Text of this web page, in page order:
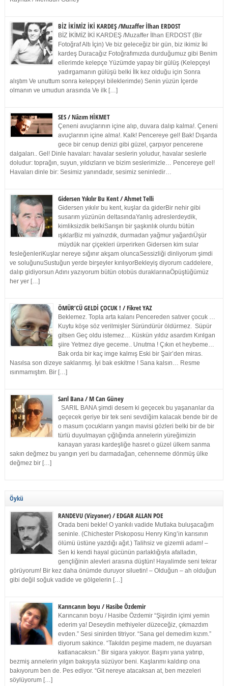
BİZ İKİMİZ İKİ KARDEŞ /Muzaffer İlhan ERDOST
BİZ İKİMİZ İKİ KARDEŞ /Muzaffer İlhan ERDOST (Bir
Fotoğraf Altı İçin) Ve biz geleceğiz bir gün, biz ikimiz İki
kardeş Duracağız Fotoğrafımızda durduğumuz gibi Benim
ellerimde kelepçe Yüzümde yapay bir gülüş (Kelepçeyi
yadırgamanın gülüşü belki İlk kez olduğu için Sonra
alıştım Ve unuttum sonra kelepçeyi bileklerimde) Senin yüzün İçerde
olmanın ve umudun arasında Ve ilk […]
SES / Nâzım HİKMET
Çeneni avuçlarının içine alıp, duvara dalıp kalma!. Çeneni
avuçlarının içine alma!. Kalk! Pencereye gel! Bak! Dışarda
gece bir cenup denizi gibi güzel, çarpıyor pencerene
dalgaları.. Gel! Dinle havaları: havalar seslerin yoludur, havalar seslerle
doludur: toprağın, suyun, yıldızların ve bizim seslerimizle… Pencereye gel!
Havaları dinle bir: Sesimiz yanındadır, sesimiz seninledir…
Gidersen Yıkılır Bu Kent / Ahmet Telli
Gidersen yıkılır bu kent, kuşlar da giderBir nehir gibi
susarım yüzünün deltasındaYanlış adreslerdeydik,
kimliksizdik belkiSarışın bir şaşkınlık olurdu bütün
ışıklarBiz mi yalnızdık, durmadan yağmur yağardıÜşür
müydük nar çiçekleri ürperirken Gidersen kim sular
fesleğenleriKuşlar nereye sığınır akşam oluncaSessizliği dinliyorum şimdi
ve soluğunuSustuğun yerde birşeyler kırılıyorBekleyiş diyorum caddelere,
dalıp gidiyorsun Adını yazıyorum bütün otobüs duraklarınaÖpüştüğümüz
her yer […]
ÖMÜR’CÜ GELDİ ÇOCUK ! / Fikret YAZ
Beklemez. Topla arta kalanı Pencereden satıver çocuk …
Kuytu köşe söz verilmişler Süründürür öldürmez. Süpür
gitsen Geç oldu istemez… Küskün yıldız asardım Kırılgan
şiire Yetmez diye geceme.. Unutma ! Çıkın et heybeme…
Bak orda bir kaç imge kalmış Eski bir Şair’den miras.
Nasılsa son dizeye saklanmış. İyi bak eskitme ! Sana kalsın… Resme
ısınmamıştım. Bir […]
Sarıl Bana / M Can Güney
SARIL BANA şimdi desem ki geçecek bu yaşananlar da
geçecek geriye bir tek seni sevdiğim kalacak bende bir de
o masum çocukların yangın mavisi gözleri belki bir de bir
türlü duyulmayan çığlığında annelerin yüreğimizin
kanayan yarası kardeşliğe hasret o güzel ülkem sanma
sakın değmez bu yangın yeri bu darmadağan, cehenneme dönmüş ülke
değmez bir […]
Öykü
RANDEVU (Vizyoner) / EDGAR ALLAN POE
Orada beni bekle! O yankılı vadide Mutlaka buluşacağım
seninle. (Chichester Piskoposu Henry King’in karısının
ölümü üstüne yazdığı ağıt.) Talihsiz ve gizemli adam! –
Sen ki kendi hayal gücünün parlaklığıyla afalladın,
gençliğinin alevleri arasına düştün! Hayalimde seni tekrar
görüyorum! Bir kez daha önümde duruyor siluetin! – Olduğun – ah olduğun
gibi değil soğuk vadide ve gölgelerin […]
Karıncanın boyu / Hasibe Özdemir
Karıncanın boyu / Hasibe Özdemir “Şişirdin içimi yemin
ederim ya! Deseydin methiyeler düzeceğiz, çıkmazdım
evden.” Sesi sinirden titriyor. “Sana gel demedim kızım.”
diyorum sakince. “Takıldın peşime madem, ne duyarsan
katlanacaksın.” Bir sigara yakıyor. Başını yana yatırıp,
bezmiş annelerin yılgın bakışıyla süzüyor beni. Kaşlarımı kaldırıp ona
bakıyorum ben de. Pes ediyor. “Git nereye atacaksan at, ben mezeleri
söylüyorum […]